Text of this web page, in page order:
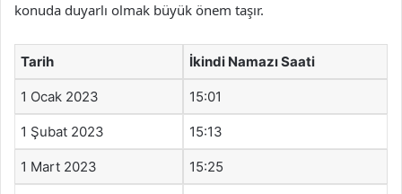
konuda duyarlı olmak büyük önem taşır.
Tarih İkindi Namazı Saati
1 Ocak 2023 15:01
1 Şubat 2023 15:13
1 Mart 2023 15:25